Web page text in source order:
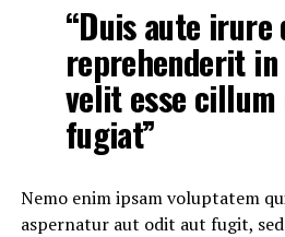
“Duis aute irure
reprehenderit
velit esse cillum
fugiat”
Nemo enim ipsam voluptatem
aspernatur aut odit aut fugit,